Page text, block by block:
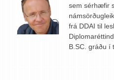
sem sérhæfir
frá DDAI til
B.SC. gráðu í